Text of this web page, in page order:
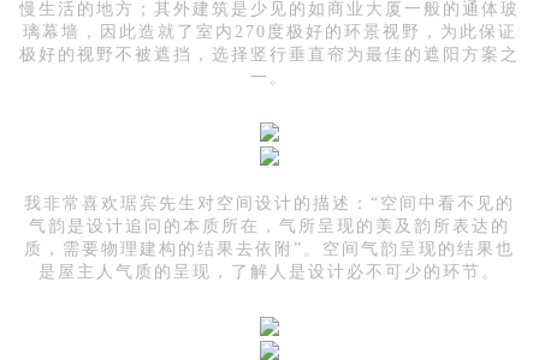
慢生活的地方；其外建筑是少见的如商业大厦一般的通体玻
璃幕墙，因此造就了室内270度极好的环景视野，为此保证
极好的视野不被遮挡，选择竖行垂直帘为最佳的遮阳方案之
一。
我非常喜欢琚宾先生对空间设计的描述：“空间中看不见的
气韵是设计追问的本质所在，气所呈现的美及韵所表达的
质，需要物理建构的结果去依附”。空间气韵呈现的结果也
是屋主人气质的呈现，了解人是设计必不可少的环节。